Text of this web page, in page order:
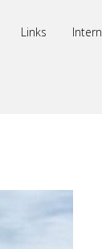
Links Intern